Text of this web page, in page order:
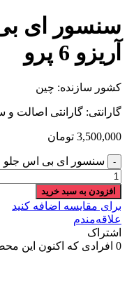
سنسور ای
آریزو 6 پرو
کشور سازنده: چین
گارانتی: گارانتی اصالت و
3,500,000 تومان
سنسور ای بی اس جلو راست
افزودن به سبد خرید
برای مقایسه اضافه کنید
علاقه‌مندم
اشتراک
0 افرادی که اکنون این